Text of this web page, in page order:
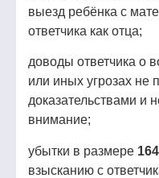
выезд ребёнка с
ответчика как отца;
доводы ответчика о
или иных угрозах не
доказательствами и
внимание;
убытки в размере
взысканию с